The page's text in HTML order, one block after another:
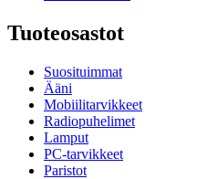
Tuoteosastot
Suosituimmat
Ääni
Mobiilitarvikkeet
Radiopuhelimet
Lamput
PC-tarvikkeet
Paristot